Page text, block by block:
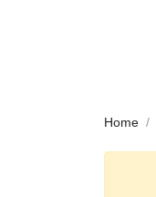
Home